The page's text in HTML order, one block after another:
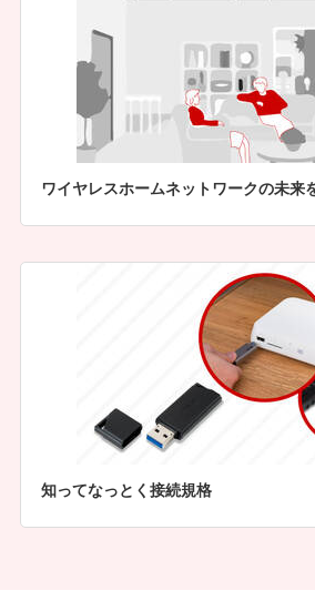
ワイヤレスホームネットワークの未来
知ってなっとく接続規格